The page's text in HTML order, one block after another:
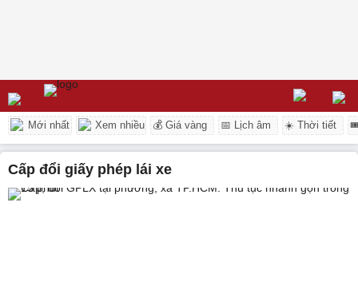
Mới nhất Xem nhiều 💰 Giá vàng 📅 Lịch âm ☀️ Thời tiết
cấp đổi giấy phép lái xe